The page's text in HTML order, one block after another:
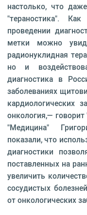
настолько, что
"тераностика".
проведении
метки можно
радионуклидная
но и
диагностика в
заболеваниях
кардиологических
онкология,—
"Медицина"
показали, что
диагностики
поставленных на
увеличить
сосудистых
от онкологических